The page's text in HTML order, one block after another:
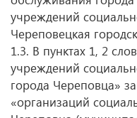
учреждений
Череповецкая
1.3. В пунктах 1, 2
учреждений
города Череповца»
«организаций